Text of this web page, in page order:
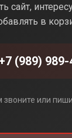
Samsung
сайт,
в
(989)
звоните или